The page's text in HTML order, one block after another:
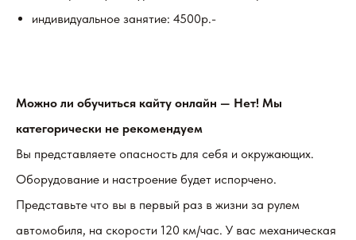
индивидуальное занятие: 4500р.-
Можно ли обучиться кайту онлайн — Нет! Мы
категорически не рекомендуем
Вы представляете опасность для себя и окружающих.
Оборудование и настроение будет испорчено.
Представьте что вы в первый раз в жизни за рулем
автомобиля, на скорости 120 км/час. У вас механическая